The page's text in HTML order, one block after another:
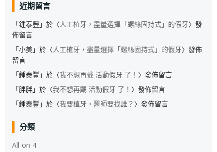
近期留言
「鍾泰豐 」於〈人工植牙，盡量選擇「螺絲固持式」的假牙〉發
佈留言
「小美」於〈人工植牙，盡量選擇「螺絲固持式」的假牙〉發佈
留言
「鍾泰豐 」於〈我不想再戴 活動假牙 了！ 〉發佈留言
「胖胖」於〈我不想再戴 活動假牙 了！ 〉發佈留言
「鍾泰豐 」於〈我要植牙，醫師要找誰？ 〉發佈留言
分類
All-on-4